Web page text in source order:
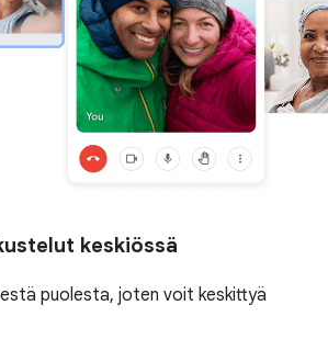
keskiössä
puolesta, joten voit keskittyä